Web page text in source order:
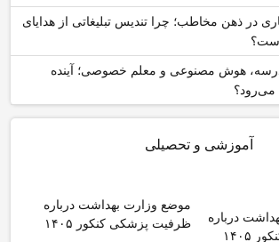
در ذهن مخاطب؛ چرا تندیس تبلیغاتی از هدایای
هوش مصنوعی و معلم خصوصی؛ آینده
آموزشی و تحصیلی
موضع وزارت بهداشت درباره
ظرفیت پزشکی کنکور ۱۴۰۵